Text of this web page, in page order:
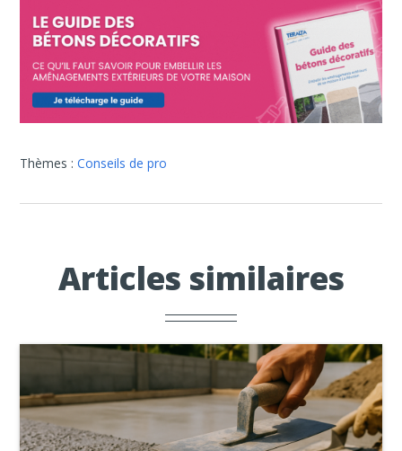
Thèmes :Conseils de pro
Articles similaires